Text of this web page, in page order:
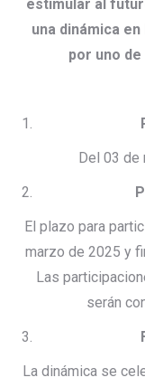
estimular al
una dinámica
por uno de
Del 03 de
El plazo para
marzo de 2025 y
Las
serán
La dinámica se